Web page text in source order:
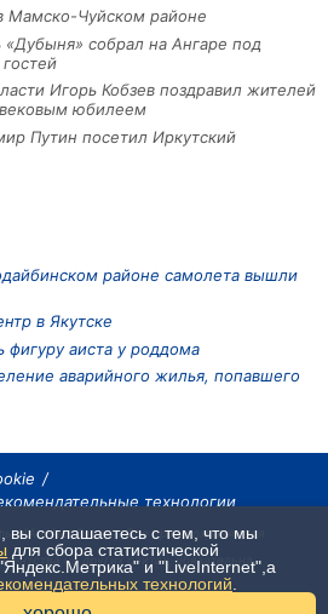
Мамско-Чуйском районе
собрал на Ангаре под
Игорь Кобзев поздравил жителей
вековым юбилеем
Путин посетил Иркутский
районе самолета вышли
в Якутске
фигуру аиста у роддома
аварийного жилья, попавшего
технологии
ИА «Наш Север». Все права охраняются
на других сайтах, обязательна
вы соглашаетесь с тем, что мы
для сбора статистической
и "LiveInternet",а
технологий